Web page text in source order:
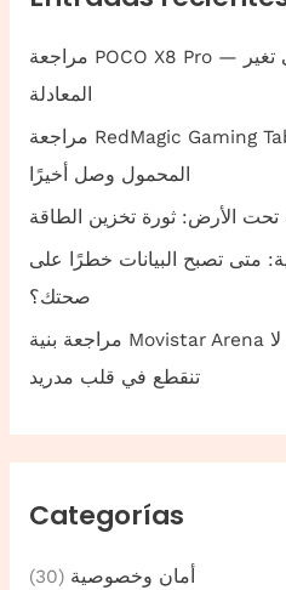
مراجعة POCO X8 Pro — صفقة علي إكسبريس التي تغير
المعادلة
مراجعة RedMagic Gaming Tablet 5 Pro — وحش الألعاب
المحمول وصل أخيرًا
تحت الأرض: ثورة تخزين الطاقة
متى تصبح البيانات خطرًا على
صحتك؟
مراجعة بنية Movistar Arena التقنية — تجربة اتصال لا
تنقطع في قلب مدريد
Categorías
أمان وخصوصية (30)